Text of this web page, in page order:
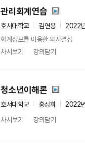
관리회계연습
호서대학교 김연용
2022
회계정보를 이용한 의사결정
차시보기
강의담기
청소년이해론
호서대학교 홍성희
2022
차시보기
강의담기